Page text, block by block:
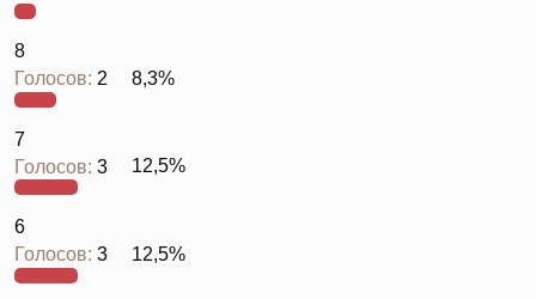
8
Голосов: 2 8,3%
7
Голосов: 3 12,5%
6
Голосов: 3 12,5%